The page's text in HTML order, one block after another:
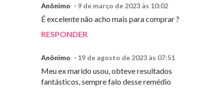
Anônimo 9 de março de 2023 às 10:02
É excelente não acho mais para comprar ?
RESPONDER
Anônimo 19 de agosto de 2023 às 07:51
Meu ex marido usou, obteve resultados
fantásticos, sempre falo desse remédio